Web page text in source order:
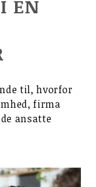
EN
til, hvorfor
firma
ansatte